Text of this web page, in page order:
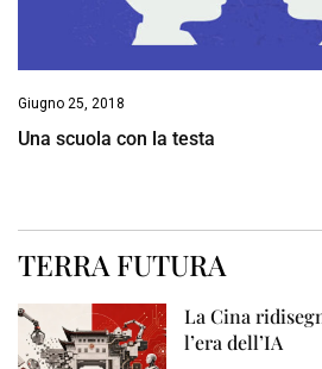
Giugno 25, 2018
Una scuola con la testa
TERRA FUTURA
La Cina
l’era dell’IA